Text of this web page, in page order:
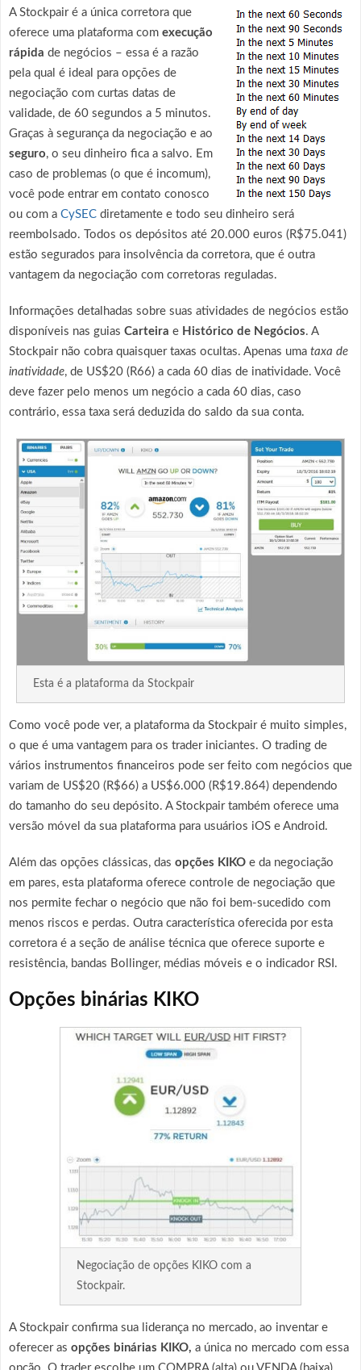
A Stockpair é a única corretora que
oferece uma plataforma com execução
rápida de negócios – essa é a razão
pela qual é ideal para opções de
negociação com curtas datas de
validade, de 60 segundos a 5 minutos.
Graças à segurança da negociação e ao
seguro, o seu dinheiro fica a salvo. Em
caso de problemas (o que é incomum),
você pode entrar em contato conosco
ou com a CySEC diretamente e todo seu dinheiro será
reembolsado. Todos os depósitos até 20.000 euros (R$75.041)
estão segurados para insolvência da corretora, que é outra
vantagem da negociação com corretoras reguladas.
Informações detalhadas sobre suas atividades de negócios estão
disponíveis nas guias Carteira e Histórico de Negócios. A
Stockpair não cobra quaisquer taxas ocultas. Apenas uma taxa de
inatividade, de US$20 (R66) a cada 60 dias de inatividade. Você
deve fazer pelo menos um negócio a cada 60 dias, caso
contrário, essa taxa será deduzida do saldo da sua conta.
Esta é a plataforma da Stockpair
Como você pode ver, a plataforma da Stockpair é muito simples,
o que é uma vantagem para os trader iniciantes. O trading de
vários instrumentos financeiros pode ser feito com negócios que
variam de US$20 (R$66) a US$6.000 (R$19.864) dependendo
do tamanho do seu depósito. A Stockpair também oferece uma
versão móvel da sua plataforma para usuários iOS e Android.
Além das opções clássicas, das opções KIKO e da negociação
em pares, esta plataforma oferece controle de negociação que
nos permite fechar o negócio que não foi bem-sucedido com
menos riscos e perdas. Outra característica oferecida por esta
corretora é a seção de análise técnica que oferece suporte e
resistência, bandas Bollinger, médias móveis e o indicador RSI.
Opções binárias KIKO
Negociação de opções KIKO com a
Stockpair.
A Stockpair confirma sua liderança no mercado, ao inventar e
oferecer as opções binárias KIKO, a única no mercado com essa